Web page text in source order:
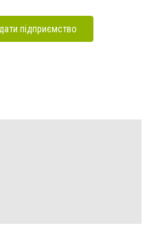
підприємство